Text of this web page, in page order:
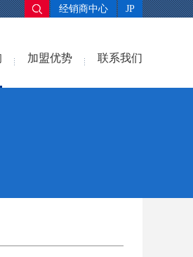
JP
经销商中心
加盟优势 联系我们